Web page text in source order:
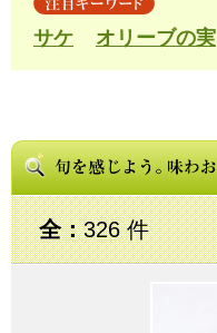
サケ オリーブの実
全：326 件